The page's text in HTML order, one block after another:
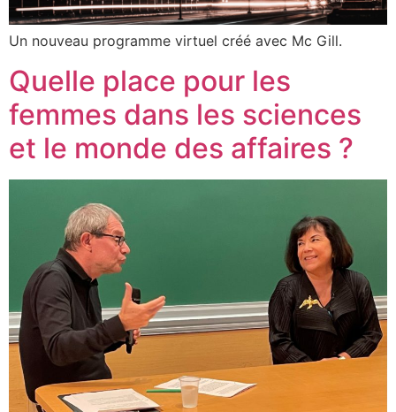
Un nouveau programme virtuel créé avec Mc Gill.
Quelle place pour les
femmes dans les sciences
et le monde des affaires ?